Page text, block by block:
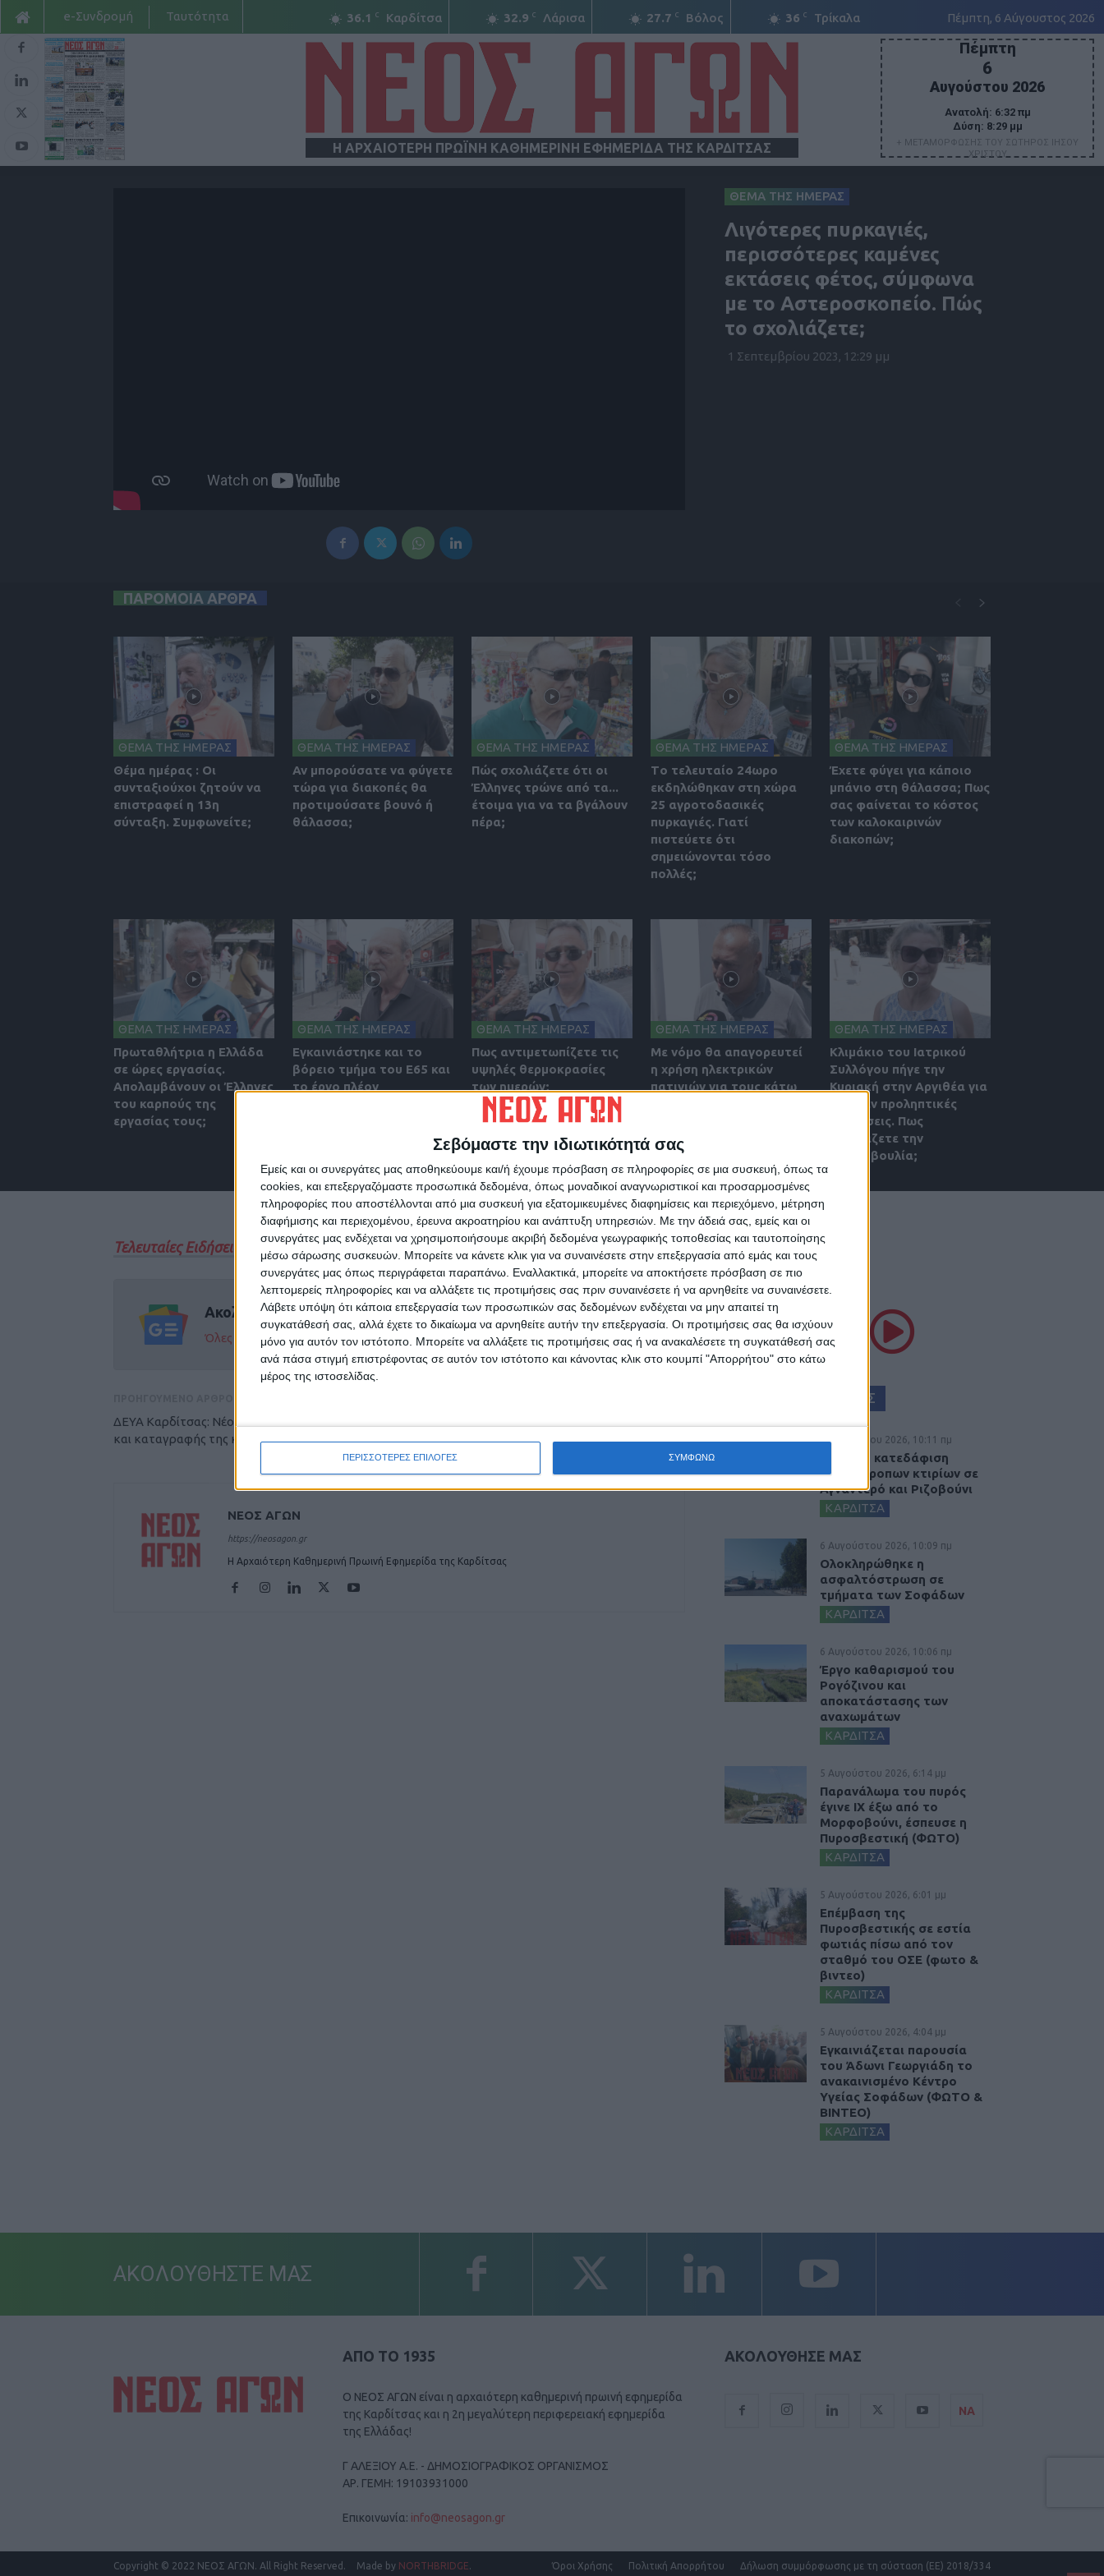
Σεβόμαστε την ιδιωτικότητά σας
Εμείς και οι συνεργάτες μας αποθηκεύουμε και/ή έχουμε πρόσβαση σε πληροφορίες σε μια συσκευή, όπως τα
cookies, και επεξεργαζόμαστε προσωπικά δεδομένα, όπως μοναδικοί αναγνωριστικοί και προσαρμοσμένες
πληροφορίες που αποστέλλονται από μια συσκευή για εξατομικευμένες διαφημίσεις και περιεχόμενο, μέτρηση
διαφήμισης και περιεχομένου, έρευνα ακροατηρίου και ανάπτυξη υπηρεσιών. Με την άδειά σας, εμείς και οι
συνεργάτες μας ενδέχεται να χρησιμοποιήσουμε ακριβή δεδομένα γεωγραφικής τοποθεσίας και ταυτοποίησης
μέσω σάρωσης συσκευών. Μπορείτε να κάνετε κλικ για να συναινέσετε στην επεξεργασία από εμάς και τους
συνεργάτες μας όπως περιγράφεται παραπάνω. Εναλλακτικά, μπορείτε να αποκτήσετε πρόσβαση σε πιο
λεπτομερείς πληροφορίες και να αλλάξετε τις προτιμήσεις σας πριν συναινέσετε ή να αρνηθείτε να συναινέσετε.
Λάβετε υπόψη ότι κάποια επεξεργασία των προσωπικών σας δεδομένων ενδέχεται να μην απαιτεί τη
συγκατάθεσή σας, αλλά έχετε το δικαίωμα να αρνηθείτε αυτήν την επεξεργασία. Οι προτιμήσεις σας θα ισχύουν
μόνο για αυτόν τον ιστότοπο. Μπορείτε να αλλάξετε τις προτιμήσεις σας ή να ανακαλέσετε τη συγκατάθεσή σας
ανά πάσα στιγμή επιστρέφοντας σε αυτόν τον ιστότοπο και κάνοντας κλικ στο κουμπί "Απορρήτου" στο κάτω
μέρος της ιστοσελίδας.
ΠΕΡΙΣΣΟΤΕΡΕΣ ΕΠΙΛΟΓΕΣ ΣΥΜΦΩΝΩ
36.1 C Καρδίτσα 32.9 C Λάρισα 27.7 C Βόλος 36 C Τρίκαλα Πέμπτη, 6 Αύγουστος 2026
e-Συνδρομή Ταυτότητα
Η ΑΡΧΑΙΟΤΕΡΗ ΠΡΩΪΝΗ ΚΑΘΗΜΕΡΙΝΗ ΕΦΗΜΕΡΙΔΑ ΤΗΣ ΚΑΡΔΙΤΣΑΣ
Πέμπτη
6
Αυγούστου 2026
Ανατολή: 6:32 πμ
Δύση: 8:29 μμ
+ ΜΕΤΑΜΟΡΦΩΣΗΣ ΤΟΥ ΣΩΤΗΡΟΣ ΙΗΣΟΥ
ΧΡΙΣΤΟΥ
ΘΕΜΑ ΤΗΣ ΗΜΕΡΑΣ
Λιγότερες πυρκαγιές,
περισσότερες καμένες
εκτάσεις φέτος, σύμφωνα
με το Αστεροσκοπείο. Πώς
το σχολιάζετε;
1 Σεπτεμβρίου 2023, 12:29 μμ
ΠΑΡΟΜΟΙΑ ΑΡΘΡΑ
ΘΕΜΑ ΤΗΣ ΗΜΕΡΑΣ
Θέμα ημέρας : Οι
συνταξιούχοι ζητούν να
επιστραφεί η 13η
σύνταξη. Συμφωνείτε;
ΘΕΜΑ ΤΗΣ ΗΜΕΡΑΣ
Αν μπορούσατε να φύγετε
τώρα για διακοπές θα
προτιμούσατε βουνό ή
θάλασσα;
ΘΕΜΑ ΤΗΣ ΗΜΕΡΑΣ
Πώς σχολιάζετε ότι οι
Έλληνες τρώνε από τα...
έτοιμα για να τα βγάλουν
πέρα;
ΘΕΜΑ ΤΗΣ ΗΜΕΡΑΣ
Tο τελευταίο 24ωρο
εκδηλώθηκαν στη χώρα
25 αγροτοδασικές
πυρκαγιές. Γιατί
πιστεύετε ότι
σημειώνονται τόσο
πολλές;
ΘΕΜΑ ΤΗΣ ΗΜΕΡΑΣ
Έχετε φύγει για κάποιο
μπάνιο στη θάλασσα; Πως
σας φαίνεται το κόστος
των καλοκαιρινών
διακοπών;
ΘΕΜΑ ΤΗΣ ΗΜΕΡΑΣ
Πρωταθλήτρια η Ελλάδα
σε ώρες εργασίας.
Aπολαμβάνουν οι Έλληνες
του καρπούς της
εργασίας τους;
ΘΕΜΑ ΤΗΣ ΗΜΕΡΑΣ
Εγκαινιάστηκε και το
βόρειο τμήμα του Ε65 και
το έργο πλέον
ΘΕΜΑ ΤΗΣ ΗΜΕΡΑΣ
Πως αντιμετωπίζετε τις
υψηλές θερμοκρασίες
των ημερών;
ΘΕΜΑ ΤΗΣ ΗΜΕΡΑΣ
Με νόμο θα απαγορευτεί
η χρήση ηλεκτρικών
πατινιών για τους κάτω
ΘΕΜΑ ΤΗΣ ΗΜΕΡΑΣ
Κλιμάκιο του Ιατρικού
Συλλόγου πήγε την
Κυριακή στην Αργιθέα για
δωρεάν προληπτικές
εξετάσεις. Πως
σχολιάζετε την
πρωτοβουλία;
Τελευταίες Ειδήσεις Σήμερα
Ακολούθησε την εφημερίδα ΝΕΟΣ ΑΓΩΝ στο Google News!
Όλες οι εξελίξεις στην περιοχή της Καρδίτσας και ευρύτερα της Θεσσαλίας
ΔΕΥΑ Καρδίτσας: Νέο σύστημα επισκόπησης
και καταγραφής της κατάστασης των αγωγών
ΝΕΟΣ ΑΓΩΝ
https://neosagon.gr
Η Αρχαιότερη Καθημερινή Πρωινή Εφημερίδα της Καρδίτσας
ΘΕΣΣΑΛΙΑ FM
ΑΚΟΥΣΤΕ ΖΩΝΤΑΝΑ
ΕΠΙΚΕΦΑΛΗΣ ΕΙΔΗΣΕΙΣ
6 Αυγούστου 2026, 10:11 πμ
Ξεκινά η κατεδάφιση
ετοιμόρροπων κτιρίων σε
Αγναντερό και Ριζοβούνι
ΚΑΡΔΙΤΣΑ
6 Αυγούστου 2026, 10:09 πμ
Ολοκληρώθηκε η
ασφαλτόστρωση σε
τμήματα των Σοφάδων
ΚΑΡΔΙΤΣΑ
6 Αυγούστου 2026, 10:06 πμ
Έργο καθαρισμού του
Ρογόζινου και
αποκατάστασης των
αναχωμάτων
ΚΑΡΔΙΤΣΑ
5 Αυγούστου 2026, 6:14 μμ
Παρανάλωμα του πυρός
έγινε ΙΧ έξω από το
Μορφοβούνι, έσπευσε η
Πυροσβεστική (ΦΩΤΟ)
ΚΑΡΔΙΤΣΑ
5 Αυγούστου 2026, 6:01 μμ
Επέμβαση της
Πυροσβεστικής σε εστία
φωτιάς πίσω από τον
σταθμό του ΟΣΕ (φωτο &
βιντεο)
ΚΑΡΔΙΤΣΑ
5 Αυγούστου 2026, 4:04 μμ
Εγκαινιάζεται παρουσία
του Άδωνι Γεωργιάδη το
ανακαινισμένο Κέντρο
Υγείας Σοφάδων (ΦΩΤΟ &
ΒΙΝΤΕΟ)
ΚΑΡΔΙΤΣΑ
ΑΚΟΛΟΥΘΗΣΤΕ ΜΑΣ
ΑΠΟ ΤΟ 1935
Ο ΝΕΟΣ ΑΓΩΝ είναι η αρχαιότερη καθημερινή πρωινή εφημερίδα
της Καρδίτσας και η 2η μεγαλύτερη περιφερειακή εφημερίδα
της Ελλάδας!
Γ ΑΛΕΞΙΟΥ Α.Ε. - ΔΗΜΟΣΙΟΓΡΑΦΙΚΟΣ ΟΡΓΑΝΙΣΜΟΣ
ΑΡ. ΓΕΜΗ: 19103931000
Επικοινωνία: info@neosagon.gr
ΑΚΟΛΟΥΘΗΣΕ ΜΑΣ
ΝΑ
Όροι Χρήσης Πολιτική Απορρήτου Δήλωση συμμόρφωσης με τη σύσταση (ΕΕ) 2018/334
Copyright © 2022 ΝΕΟΣ ΑΓΩΝ. All Right Reserved. Made by NORTHBRIDGE.